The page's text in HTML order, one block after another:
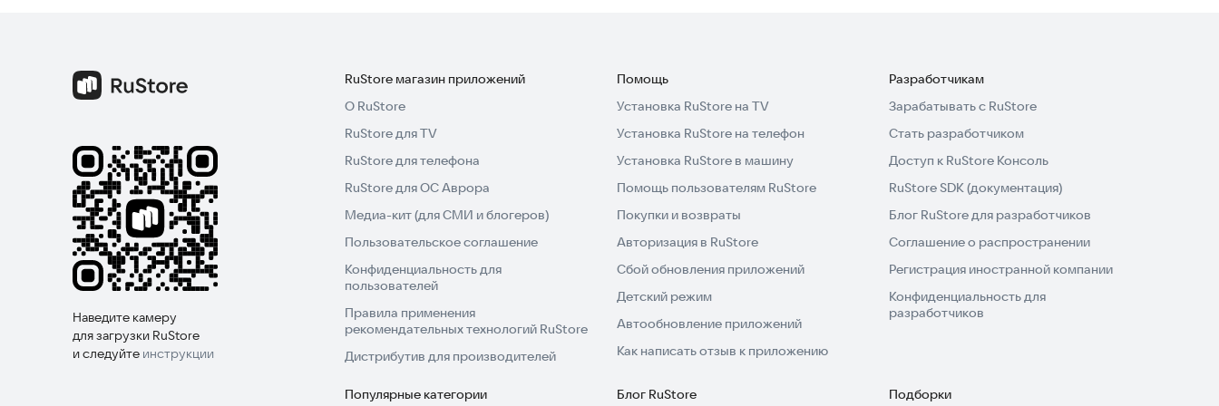
заметите улучшения в физической подготовке и уверенности в себе. Установите приложение и
начните тренироваться уже сегодня.
Наведите камеру
для загрузки RuStore
и следуйте инструкции
RuStore магазин приложений
О RuStore
RuStore для TV
RuStore для телефона
RuStore для ОС Аврора
Медиа-кит (для СМИ и блогеров)
Пользовательское соглашение
Конфиденциальность для
пользователей
Правила применения
рекомендательных технологий RuStore
Дистрибутив для производителей
Помощь
Установка RuStore на TV
Установка RuStore на телефон
Установка RuStore в машину
Помощь пользователям RuStore
Покупки и возвраты
Авторизация в RuStore
Сбой обновления приложений
Детский режим
Автообновление приложений
Как написать отзыв к приложению
Разработчикам
Зарабатывать с RuStore
Стать разработчиком
Доступ к RuStore Консоль
RuStore SDK (документация)
Блог RuStore для разработчиков
Соглашение о распространении
Регистрация иностранной компании
Конфиденциальность для
разработчиков
Популярные категории Блог RuStore Подборки